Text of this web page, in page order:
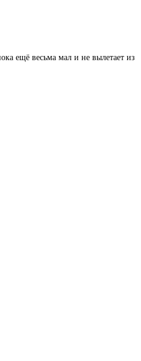
ещё весьма мал и не вылетает из